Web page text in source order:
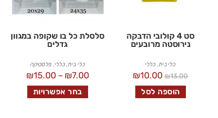
סט 4 קולובי הדבקה
נירוסטה מרובעים
כלי בית, כללי
₪13.00
₪10.00
הוספה לסל
סלסלת כל בו שקופה במגוון
גדלים
כלי בית,כללי, פלסטיקה
₪7.00
–
₪15.00
בחר אפשרויות